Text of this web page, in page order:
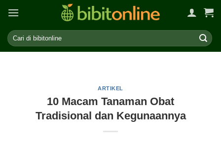
content
ARTIKEL
10 Macam Tanaman Obat
Tradisional dan Kegunaannya